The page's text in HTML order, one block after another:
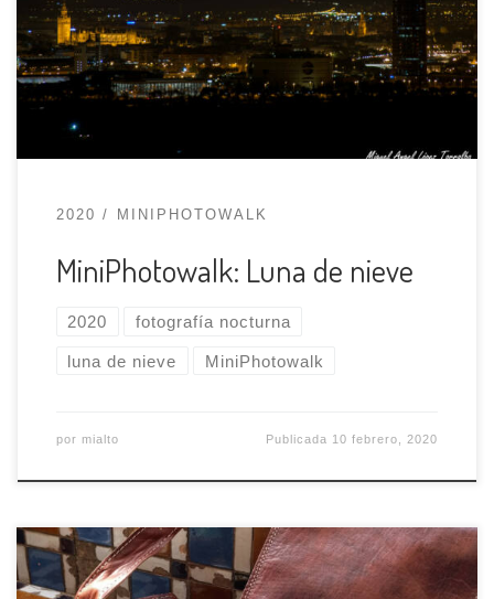
un poco complicado pero con unas vistas
impresionantes de Sevilla. Cuando llegamos
dispusimos el equipo, trípodes de un calibre
importante, teleobjetivos, al menos […]
2020 MINIPHOTOWALK
MiniPhotowalk: Luna de nieve
2020 fotografía nocturna
luna de nieve MiniPhotowalk
por mialto Publicada 10 febrero, 2020
Nuestro Reto PHWK de enero de 2020 lo ha